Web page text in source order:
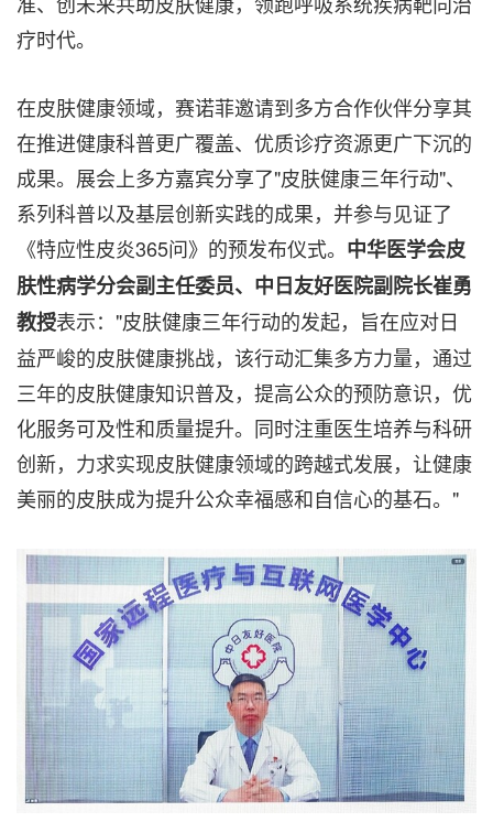
疗时代。
在皮肤健康领域，赛诺菲邀请到多方合作伙伴分享其
在推进健康科普更广覆盖、优质诊疗资源更广下沉的
成果。展会上多方嘉宾分享了"皮肤健康三年行动"、
系列科普以及基层创新实践的成果，并参与见证了
《特应性皮炎365问》的预发布仪式。 中华医学会皮
肤性病学分会副主任委员、中日友好医院副院长崔勇
教授表示："皮肤健康三年行动的发起，旨在应对日
益严峻的皮肤健康挑战，该行动汇集多方力量，通过
三年的皮肤健康知识普及，提高公众的预防意识，优
化服务可及性和质量提升。同时注重医生培养与科研
创新，力求实现皮肤健康领域的跨越式发展，让健康
美丽的皮肤成为提升公众幸福感和自信心的基石。"